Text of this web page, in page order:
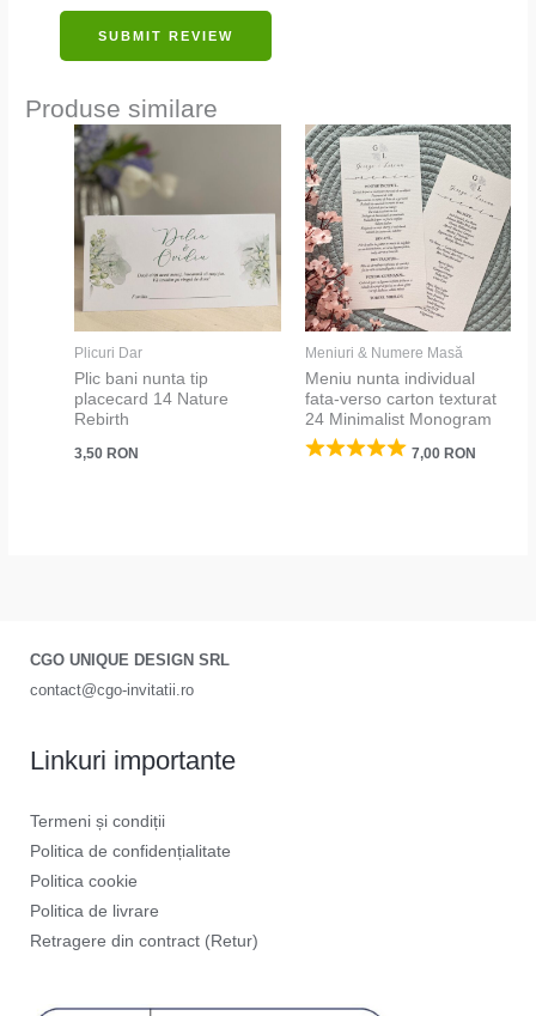
SUBMIT REVIEW
Produse similare
Plicuri Dar
Plic bani nunta tip
placecard 14 Nature
Rebirth
3,50 RON
Meniuri & Numere Masă
Meniu nunta individual
fata-verso carton texturat
24 Minimalist Monogram
7,00 RON
CGO UNIQUE DESIGN SRL
contact@cgo-invitatii.ro
Linkuri importante
Termeni și condiții
Politica de confidențialitate
Politica cookie
Politica de livrare
Retragere din contract (Retur)